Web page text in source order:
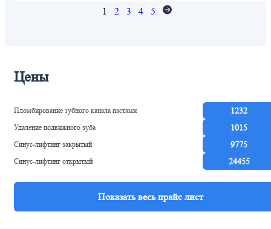
1 2 3 4 5
Цены
Пломбирование зубного канала пастами 1232
Удаление подвижного зуба 1015
Синус-лифтинг закрытый 9775
Синус-лифтинг открытый 24455